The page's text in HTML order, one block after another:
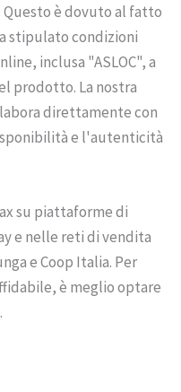
Questo è dovuto al fatto
stipulato condizioni
inclusa "ASLOC", a
prodotto. La nostra
direttamente con
e l'autenticità
su piattaforme di
e nelle reti di vendita
e Coop Italia. Per
è meglio optare